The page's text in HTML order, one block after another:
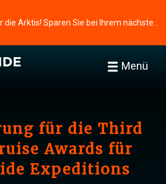
Menü
für die Third
Awards für
Expeditions